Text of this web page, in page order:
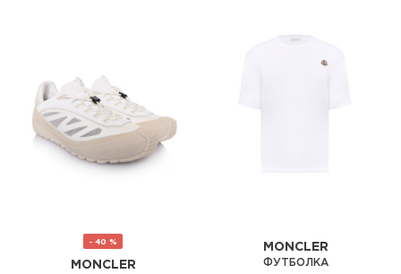
- 40 %
MONCLER
MONCLER
ФУТБОЛКА